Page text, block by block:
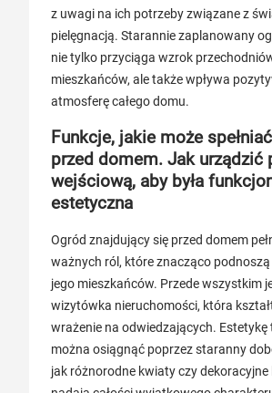
z uwagi na ich potrzeby związane z
pielęgnacją. Starannie zaplanowany
nie tylko przyciąga wzrok
mieszkańców, ale także wpływa
atmosferę całego domu.
Funkcje, jakie może
przed domem. Jak urządzić
wejściową, aby była
estetyczna
Ogród znajdujący się przed domem
ważnych ról, które znacząco
jego mieszkańców. Przede wszystkim
wizytówka nieruchomości, która
wrażenie na odwiedzających. Estetykę
można osiągnąć poprzez staranny
jak różnorodne kwiaty czy dekoracyjne